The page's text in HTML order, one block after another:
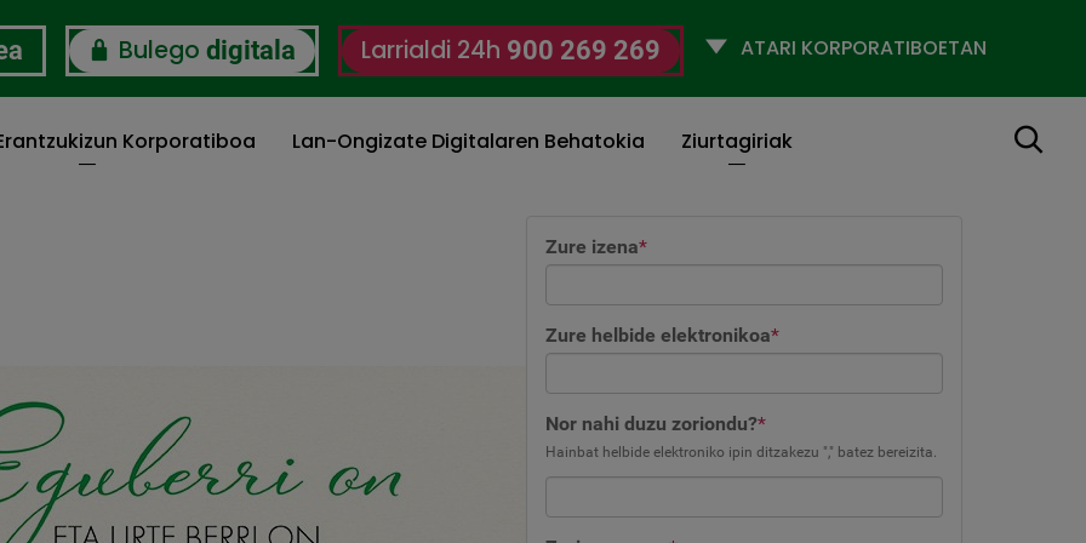
Bulego digitala Larrialdi 24h 900 269 269
Selecciona
Korporatiboa Lan-Ongizate Digitalaren Behatokia Ziurtagiriak Bilatu
Zure izena*
Zure helbide elektronikoa*
Nor nahi duzu zoriondu?*
Hainbat helbide elektroniko ipin ditzakezu "," batez bereizita.